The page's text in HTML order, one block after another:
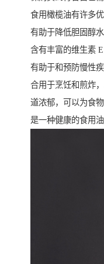
食用橄榄油有许多
有助于降低胆固醇
含有丰富的维生素
有助于和预防慢性
合用于烹饪和煎炸
道浓郁，可以为食
是一种健康的食用油